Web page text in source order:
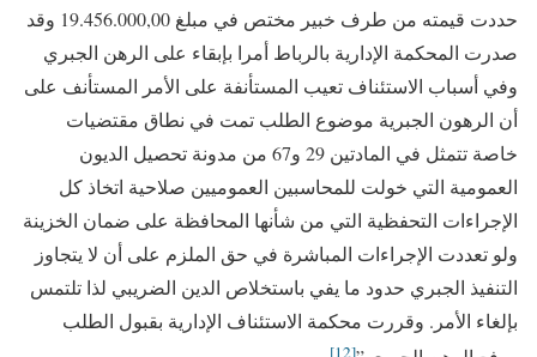
حددت قيمته من طرف خبير مختص في مبلغ 19.456.000,00 وقد
صدرت المحكمة الإدارية بالرباط أمرا بإبقاء على الرهن الجبري
وفي أسباب الاستئناف تعيب المستأنفة على الأمر المستأنف على
أن الرهون الجبرية موضوع الطلب تمت في نطاق مقتضيات
خاصة تتمثل في المادتين 29 و67 من مدونة تحصيل الديون
العمومية التي خولت للمحاسبين العموميين صلاحية اتخاذ كل
الإجراءات التحفظية التي من شأنها المحافظة على ضمان الخزينة
ولو تعددت الإجراءات المباشرة في حق الملزم على أن لا يتجاوز
التنفيذ الجبري حدود ما يفي باستخلاص الدين الضريبي لذا تلتمس
بإلغاء الأمر. وقررت محكمة الاستئناف الإدارية بقبول الطلب
[12]